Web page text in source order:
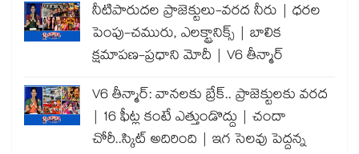
నీటిపారుదల ప్రాజెక్టులు-వరద నీరు | ధరల
పెంపు-చమురు, ఎలక్ట్రానిక్స్ | బాలిక
క్షమాపణ-ప్రధాని మోదీ | V6 తీన్మార్
V6 తీన్మార్: వానలకు బ్రేక్.. ప్రాజెక్టులకు వరద
| 16 ఫీట్ల కంటే ఎత్తుండొద్దు | చందా
చోరీ..స్కిట్ అదిరింది | ఇగ సెలవు పెద్దన్న